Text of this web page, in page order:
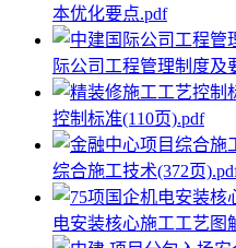
本优化要点.pdf
际公司工程管理制度及
控制标准(110页).pdf
综合施工技术(372页
电安装核心施工工艺图